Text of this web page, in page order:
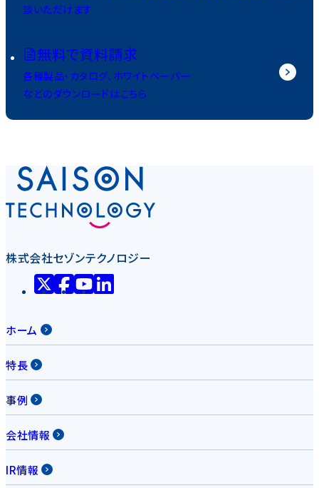
談いただけます
無料で資料請求
各種製品・カタログ、ホワイトペーパー
などのダウンロードはこちら
株式会社セゾンテクノロジー
ホーム
特長
事例
会社情報
IR情報